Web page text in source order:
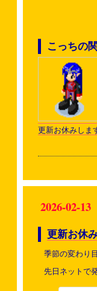
こっちの
更新お休みしま
2026-02-13
更新お休
季節の変わり
先日ネットで